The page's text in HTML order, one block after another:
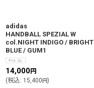
adidas
HANDBALL SPEZIAL W
col.NIGHT INDIGO / BRIGHT
BLUE / GUM1
14,000円
(税込: 15,400円)